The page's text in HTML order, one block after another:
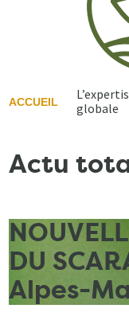
globale
ACCUEIL
Actu
DU
Alpes-